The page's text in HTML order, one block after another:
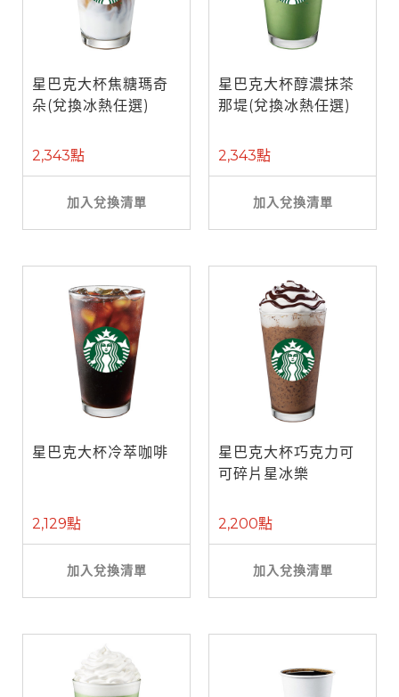
星巴克大杯焦糖瑪奇
朵(兌換冰熱任選)
2,343點
加入兌換清單
星巴克大杯醇濃抹茶
那堤(兌換冰熱任選)
2,343點
加入兌換清單
星巴克大杯冷萃咖啡
2,129點
加入兌換清單
星巴克大杯巧克力可
可碎片星冰樂
2,200點
加入兌換清單